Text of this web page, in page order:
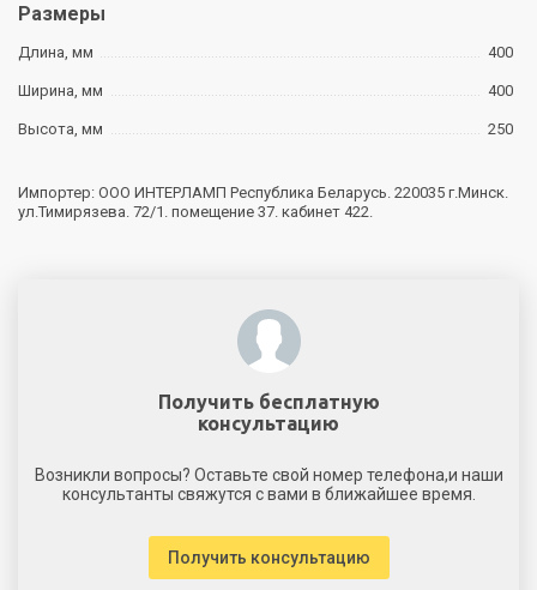
Размеры
Длина, мм 400
Ширина, мм 400
Высота, мм 250
Импортер: ООО ИНТЕРЛАМП Республика Беларусь. 220035 г.Минск.
ул.Тимирязева. 72/1. помещение 37. кабинет 422.
Получить бесплатную
консультацию
Возникли вопросы? Оставьте свой номер телефона,и наши
консультанты свяжутся с вами в ближайшее время.
Получить консультацию